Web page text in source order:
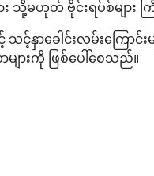
သို့မဟုတ် ဗိုင်းရပ်စ်များ
နှာခေါင်းလမ်းကြော
ျားကို ဖြစ်ပေါ်စေသည်။